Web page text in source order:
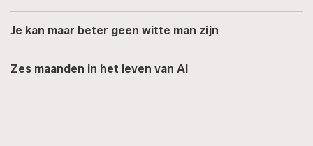
Je kan maar beter geen witte man zijn
Zes maanden in het leven van AI